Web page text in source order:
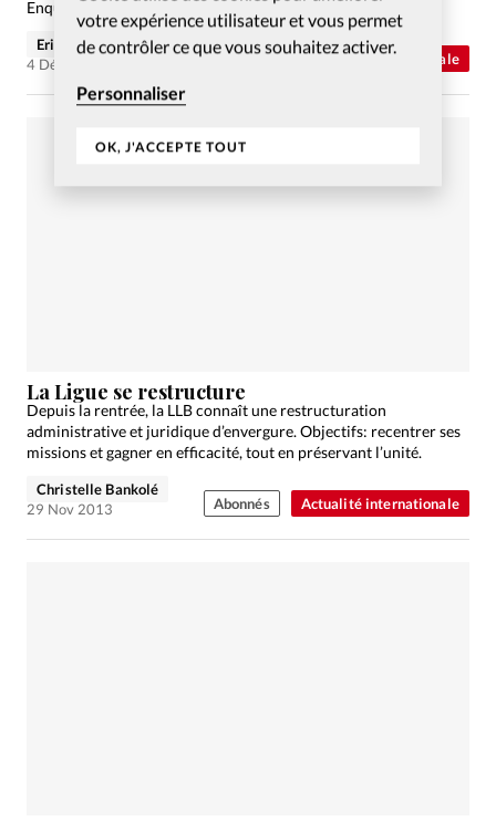
votre expérience utilisateur et vous permet
de contrôler ce que vous souhaitez activer.
Personnaliser
OK, J'ACCEPTE TOUT
Actualité internationale
Enquête.
Eric Denimal
4 Déc 2013
Abonnés
Actualité internationale
La Ligue se restructure
Depuis la rentrée, la LLB connaît une restructuration
administrative et juridique d’envergure. Objectifs: recentrer ses
missions et gagner en efficacité, tout en préservant l’unité.
Christelle Bankolé
29 Nov 2013
Abonnés